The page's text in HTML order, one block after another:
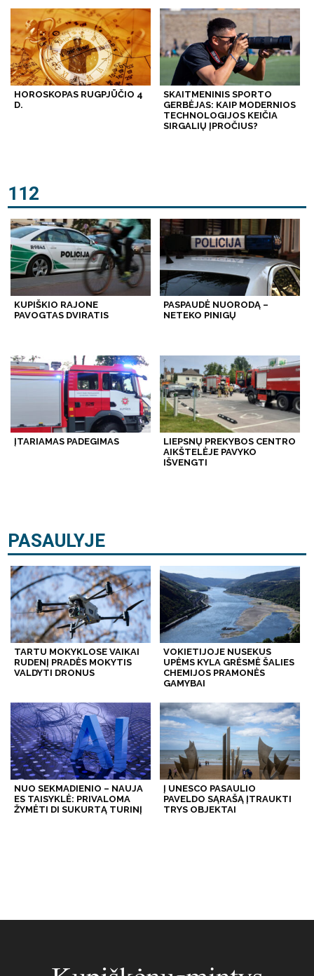
HOROSKOPAS RUGPJŪČIO 4
D.
SKAITMENINIS SPORTO
GERBĖJAS: KAIP MODERNIOS
TECHNOLOGIJOS KEIČIA
SIRGALIŲ ĮPROČIUS?
112
KUPIŠKIO RAJONE
PAVOGTAS DVIRATIS
PASPAUDĖ NUORODĄ –
NETEKO PINIGŲ
ĮTARIAMAS PADEGIMAS
LIEPSNŲ PREKYBOS CENTRO
AIKŠTELĖJE PAVYKO
IŠVENGTI
PASAULYJE
TARTU MOKYKLOSE VAIKAI
RUDENĮ PRADĖS MOKYTIS
VALDYTI DRONUS
VOKIETIJOJE NUSEKUS
UPĖMS KYLA GRĖSMĖ ŠALIES
CHEMIJOS PRAMONĖS
GAMYBAI
NUO SEKMADIENIO – NAUJA
ES TAISYKLĖ: PRIVALOMA
ŽYMĖTI DI SUKURTĄ TURINĮ
Į UNESCO PASAULIO
PAVELDO SĄRAŠĄ ĮTRAUKTI
TRYS OBJEKTAI